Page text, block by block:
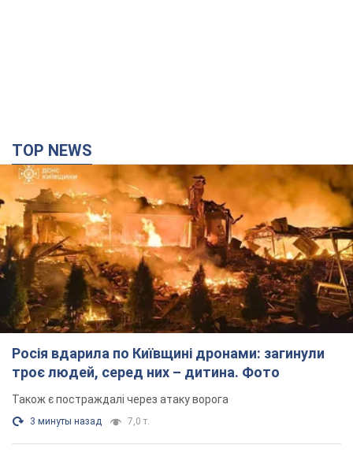
3 минуты назад
"Верніть Федорова": у містах України 23-й день
поспіль тривають масові мітинги з
картонками. Фото і відео
Учасники акцій продовжують серію щоденних протестів
6 часов назад 2,6 т.
Сенат США схвалив законопроєкт Грема про
санкції проти Росії: що далі
Документ передбачає нові економічні обмеження
6 часов назад 5,2 т.